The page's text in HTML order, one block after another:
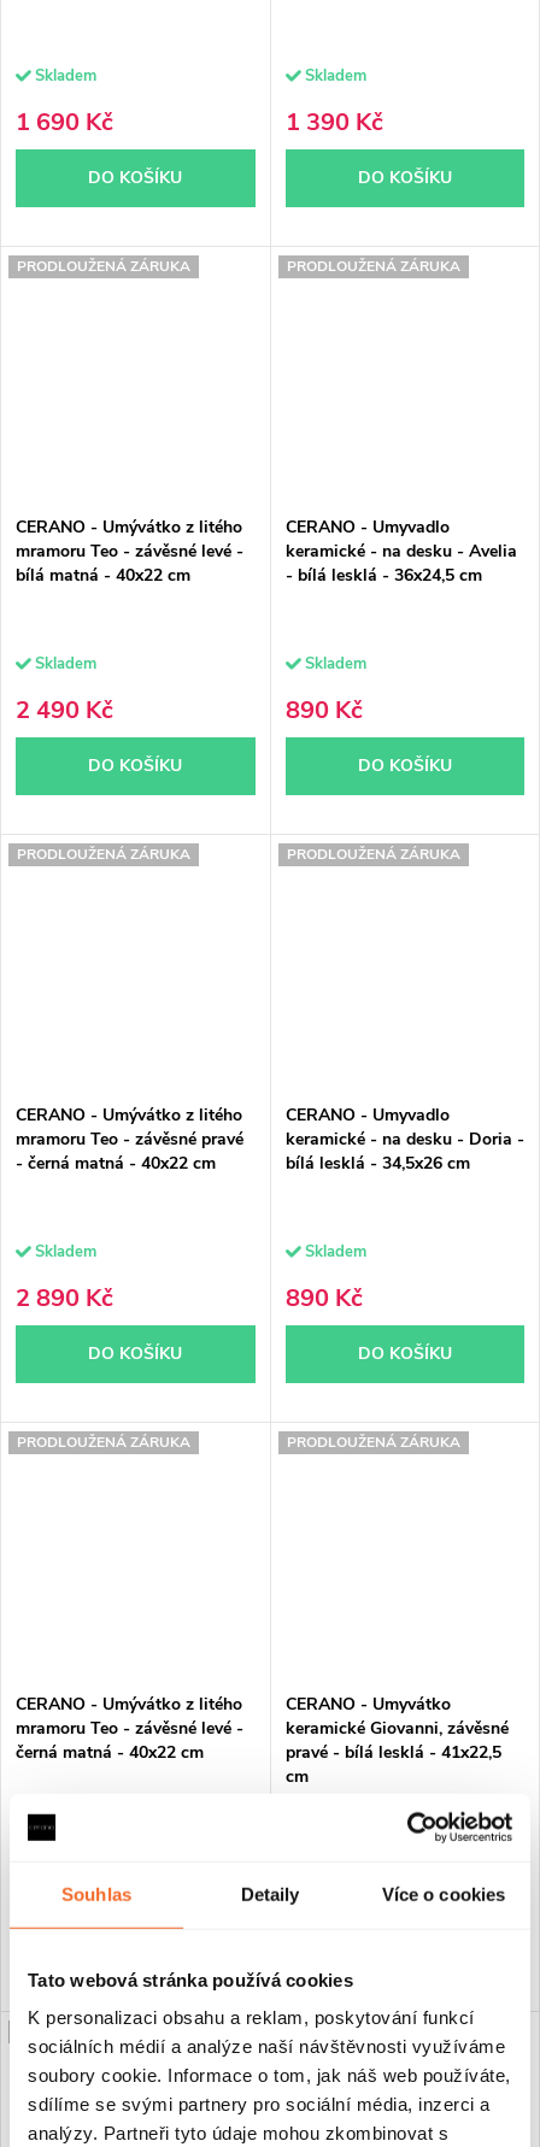
Souhlas Detaily Více o cookies
Tato webová stránka používá cookies
K personalizaci obsahu a reklam, poskytování funkcí
sociálních médií a analýze naší návštěvnosti využíváme
soubory cookie. Informace o tom, jak náš web používáte,
sdílíme se svými partnery pro sociální média, inzerci a
analýzy. Partneři tyto údaje mohou zkombinovat s
Skladem
1 690 Kč
DO KOŠÍKU
Skladem
1 390 Kč
DO KOŠÍKU
PRODLOUŽENÁ ZÁRUKA
CERANO - Umývátko z litého
mramoru Teo - závěsné levé -
bílá matná - 40x22 cm
Skladem
2 490 Kč
DO KOŠÍKU
PRODLOUŽENÁ ZÁRUKA
CERANO - Umyvadlo
keramické - na desku - Avelia
- bílá lesklá - 36x24,5 cm
Skladem
890 Kč
DO KOŠÍKU
PRODLOUŽENÁ ZÁRUKA
CERANO - Umývátko z litého
mramoru Teo - závěsné pravé
- černá matná - 40x22 cm
Skladem
2 890 Kč
DO KOŠÍKU
PRODLOUŽENÁ ZÁRUKA
CERANO - Umyvadlo
keramické - na desku - Doria -
bílá lesklá - 34,5x26 cm
Skladem
890 Kč
DO KOŠÍKU
PRODLOUŽENÁ ZÁRUKA
CERANO - Umývátko z litého
mramoru Teo - závěsné levé -
černá matná - 40x22 cm
Skladem
2 890 Kč
PRODLOUŽENÁ ZÁRUKA
CERANO - Umyvátko
keramické Giovanni, závěsné
pravé - bílá lesklá - 41x22,5
cm
1 390 Kč
PRODLOUŽENÁ ZÁRUKA PRODLOUŽENÁ ZÁRUKA